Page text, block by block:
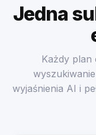
Jedna
Każdy plan
wyjaśnienia AI i